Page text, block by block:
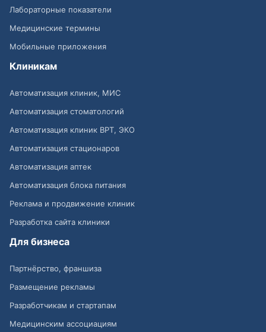
Лабораторные показатели
Медицинские термины
Мобильные приложения
Клиникам
Автоматизация клиник, МИС
Автоматизация стоматологий
Автоматизация клиник ВРТ, ЭКО
Автоматизация стационаров
Автоматизация аптек
Автоматизация блока питания
Реклама и продвижение клиник
Разработка сайта клиники
Для бизнеса
Партнёрство, франшиза
Размещение рекламы
Разработчикам и стартапам
Медицинским ассоциациям